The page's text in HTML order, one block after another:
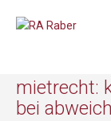
mietrecht:
bei